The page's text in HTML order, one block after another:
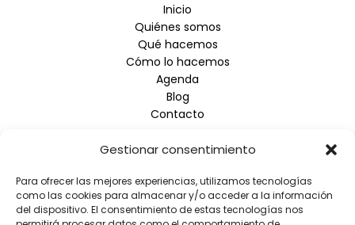
Gestionar consentimiento
Para ofrecer las mejores experiencias, utilizamos tecnologías
como las cookies para almacenar y/o acceder a la información
del dispositivo. El consentimiento de estas tecnologías nos
Inicio
Quiénes somos
Qué hacemos
Cómo lo hacemos
Agenda
Blog
Contacto
Empresa
Aviso Legal
Política de Privacidad
Política de Cookies